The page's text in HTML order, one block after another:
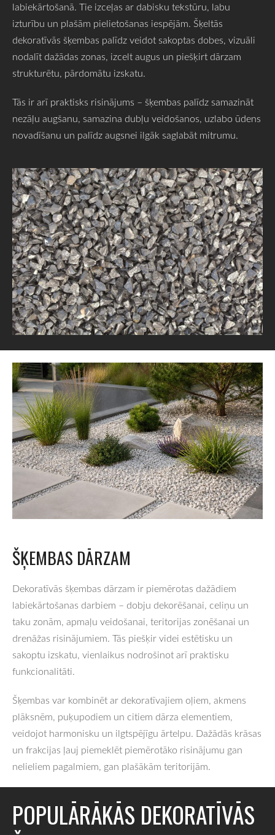
labiekārtošanā. Tie izceļas ar dabisku tekstūru, labu
izturību un plašām pielietošanas iespējām. Šķeltās
dekoratīvās šķembas palīdz veidot sakoptas dobes, vizuāli
nodalīt dažādas zonas, izcelt augus un piešķirt dārzam
strukturētu, pārdomātu izskatu.
Tās ir arī praktisks risinājums – šķembas palīdz samazināt
nezāļu augšanu, samazina dubļu veidošanos, uzlabo ūdens
novadīšanu un palīdz augsnei ilgāk saglabāt mitrumu.
ŠĶEMBAS DĀRZAM
Dekoratīvās šķembas dārzam ir piemērotas dažādiem
labiekārtošanas darbiem – dobju dekorēšanai, celiņu un
taku zonām, apmaļu veidošanai, teritorijas zonēšanai un
drenāžas risinājumiem. Tās piešķir videi estētisku un
sakoptu izskatu, vienlaikus nodrošinot arī praktisku
funkcionalitāti.
Šķembas var kombinēt ar dekoratīvajiem oļiem, akmens
plāksnēm, puķupodiem un citiem dārza elementiem,
veidojot harmonisku un ilgtspējīgu ārtelpu. Dažādās krāsas
un frakcijas ļauj piemeklēt piemērotāko risinājumu gan
nelieliem pagalmiem, gan plašākām teritorijām.
POPULĀRĀKĀS DEKORATĪVĀS